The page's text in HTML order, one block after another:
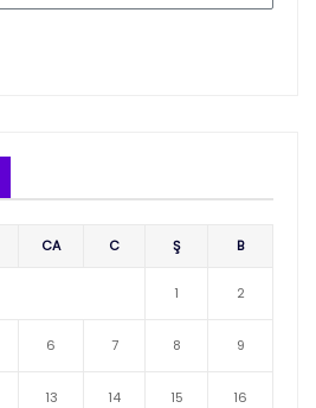
CA C Ş B
1 2
6 7 8 9
13 14 15 16